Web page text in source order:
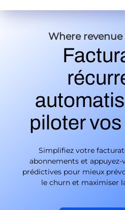
Where
piloter
Simplifiez votre
abonnements et appuyez-
prédictives pour mieux
le churn et maximiser